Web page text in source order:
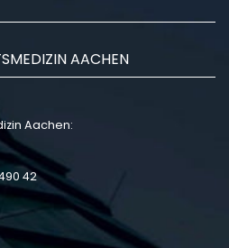
AACHEN
Aachen:
42